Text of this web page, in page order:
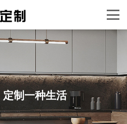
定制一种生活